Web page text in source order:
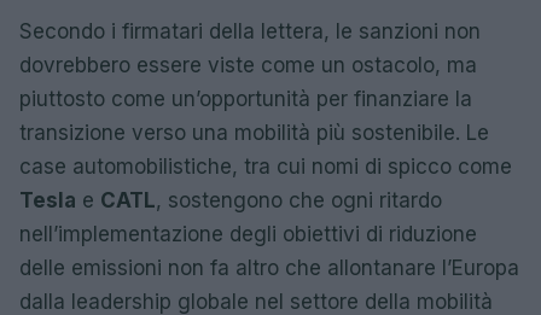
Secondo i firmatari della lettera, le sanzioni non
dovrebbero essere viste come un ostacolo, ma
piuttosto come un’opportunità per finanziare la
transizione verso una mobilità più sostenibile. Le
case automobilistiche, tra cui nomi di spicco come
Tesla e CATL, sostengono che ogni ritardo
nell’implementazione degli obiettivi di riduzione
delle emissioni non fa altro che allontanare l’Europa
dalla leadership globale nel settore della mobilità